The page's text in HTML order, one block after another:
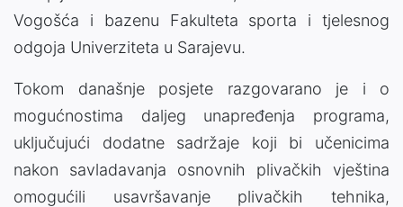
Vogošća i bazenu Fakulteta sporta i tjelesnog
odgoja Univerziteta u Sarajevu.
Tokom današnje posjete razgovarano je i o
mogućnostima daljeg unapređenja programa,
uključujući dodatne sadržaje koji bi učenicima
nakon savladavanja osnovnih plivačkih vještina
omogućili usavršavanje plivačkih tehnika,